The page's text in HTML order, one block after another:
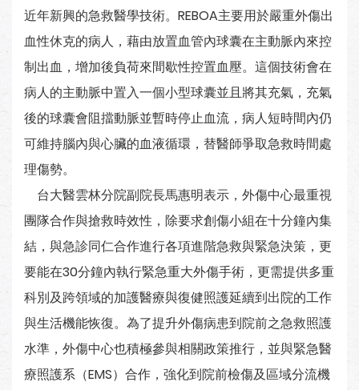
近年新興的急救醫學技術。REBOA主要用於嚴重外傷出
血性休克的病人，藉由放置血管內球囊在主動脈內來控
制出血，增加後負荷來間歇性控置血壓。這個技術會在
病人的主動脈中置入一個小型球囊並且將其充氣，充氣
後的球囊會阻擋動脈並暫時停止血流，病人短時間內仍
可維持腦內與心臟的血液循環，替醫師爭取急救時間處
理傷勢。
台大醫雲林分院副院長馬惠明表示，外傷中心最重視
團隊合作與搶救時效性，除要求創傷小組在十分鐘內集
結，與急診同仁合作進行各項進階急救與緊急決策，更
要能在30分鐘內執行緊急重大外傷手術，更需提供多重
科別及跨領域的加護醫療與復健照護延續到出院的工作
與生活機能恢復。為了提升外傷病患到院前之急救照護
水準，外傷中心也積極參與相關政策推行，並與緊急醫
療照護系（EMS）合作，強化到院前檢傷及區域分流機